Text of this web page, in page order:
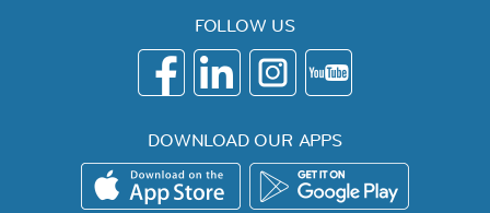
FOLLOW US
DOWNLOAD OUR APPS